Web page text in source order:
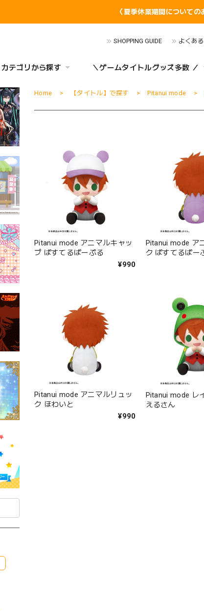
〈夏季休業期間についての
SHOPPING GUIDE よくあ
カテゴリから探す ＼ゲームタイトルグッズ多数 ／
Home 【タイトル】で探す Pitanui mode
Pitanui mode アニマルキャッ
プ ぱすてるぱーぷる
¥990
Pitanui mode ア
ク ぱすてるぱー
Pitanui mode アニマルリュッ
ク ほわいと
¥990
Pitanui mode レ
えるさん